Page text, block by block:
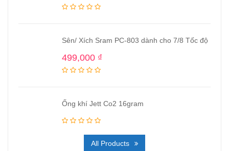
Sên/ Xích Sram PC-803 dành cho 7/8 Tốc độ
499,000 ₫
Ống khí Jett Co2 16gram
All Products